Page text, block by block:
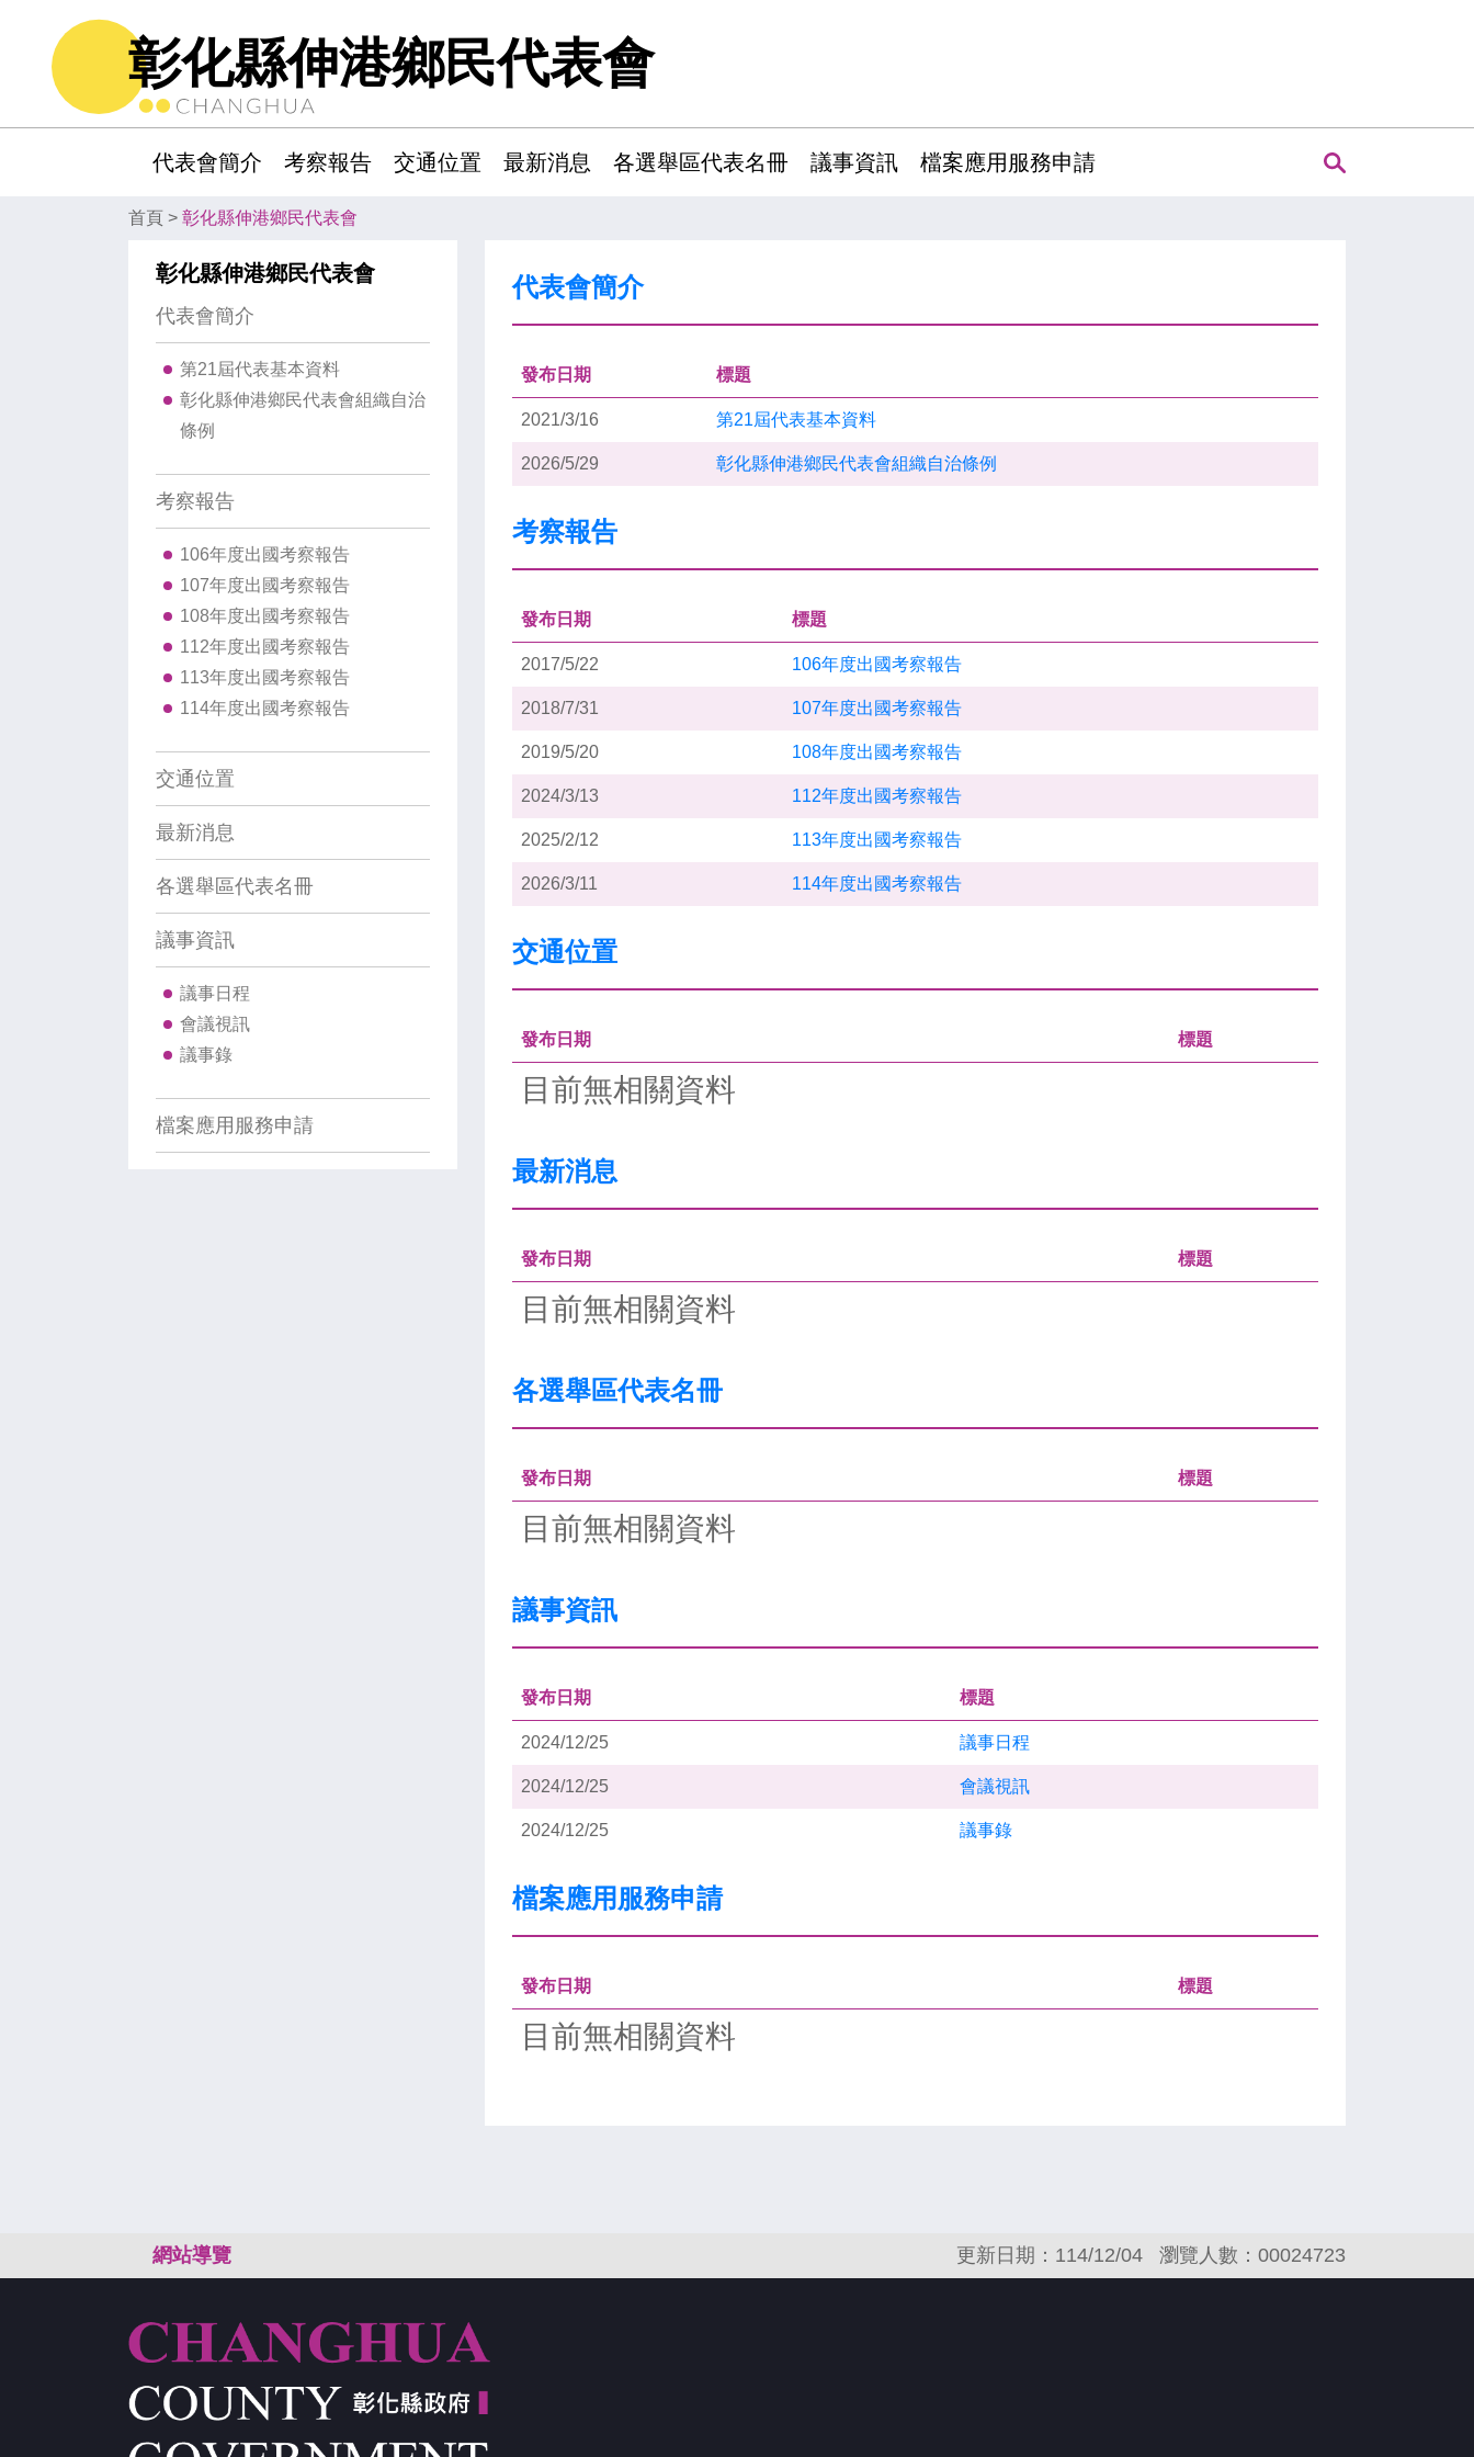
彰化縣伸港鄉民代表會
代表會簡介 考察報告 交通位置 最新消息 各選舉區代表名冊 議事資訊 檔案應用服務申請
首頁 > 彰化縣伸港鄉民代表會
彰化縣伸港鄉民代表會
代表會簡介
第21屆代表基本資料
彰化縣伸港鄉民代表會組織自治
條例
考察報告
106年度出國考察報告
107年度出國考察報告
108年度出國考察報告
112年度出國考察報告
113年度出國考察報告
114年度出國考察報告
交通位置
最新消息
各選舉區代表名冊
議事資訊
議事日程
會議視訊
議事錄
檔案應用服務申請
代表會簡介
發布日期 標題
2021/3/16 第21屆代表基本資料
2026/5/29 彰化縣伸港鄉民代表會組織自治條例
考察報告
發布日期 標題
2017/5/22 106年度出國考察報告
2018/7/31 107年度出國考察報告
2019/5/20 108年度出國考察報告
2024/3/13 112年度出國考察報告
2025/2/12 113年度出國考察報告
2026/3/11 114年度出國考察報告
交通位置
發布日期 標題
目前無相關資料
最新消息
發布日期 標題
目前無相關資料
各選舉區代表名冊
發布日期 標題
目前無相關資料
議事資訊
發布日期 標題
2024/12/25 議事日程
2024/12/25 會議視訊
2024/12/25 議事錄
檔案應用服務申請
發布日期 標題
目前無相關資料
網站導覽 瀏覽人數：00024723
更新日期：114/12/04